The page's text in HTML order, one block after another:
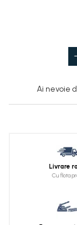
Ai nevoie
Livrare
Cu flota